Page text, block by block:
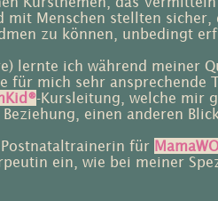
Menschen stellten sicher,
zu können, unbedingt
lernte ich während meiner
für mich sehr ansprechende
-Kursleitung, welche mir
einen anderen
für
ein, wie bei meiner